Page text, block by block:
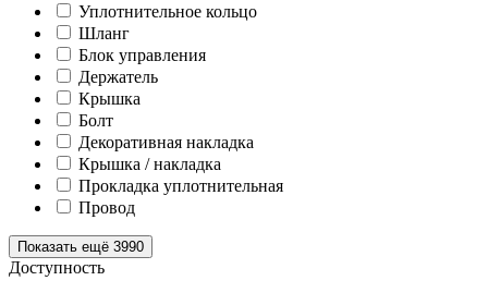
Уплотнительное кольцо
Шланг
Блок управления
Держатель
Крышка
Болт
Декоративная накладка
Крышка / накладка
Прокладка уплотнительная
Провод
Показать ещё 3990
Доступность